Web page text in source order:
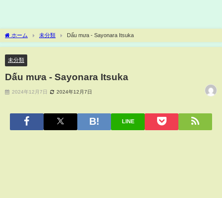
ホーム 未分類 Dấu mưa - Sayonara Itsuka
未分類
Dấu mưa - Sayonara Itsuka
2024年12月7日 2024年12月7日
LINE